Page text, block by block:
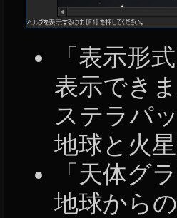
「表示形
表示できま
ステラパ
地球と火
「天体グ
地球から